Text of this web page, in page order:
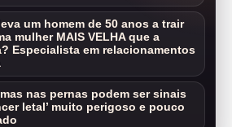
um homem de 50 anos a trair
mulher MAIS VELHA que a
Especialista em relacionamentos
nas pernas podem ser sinais
letal’ muito perigoso e pouco